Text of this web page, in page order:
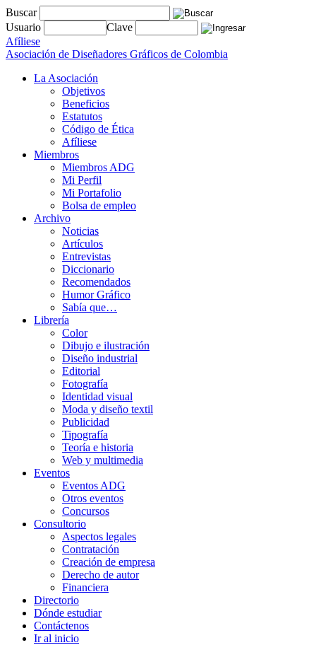
Buscar
Usuario
Clave
Afíliese
Asociación de Diseñadores Gráficos de Colombia
La Asociación
Objetivos
Beneficios
Estatutos
Código de Ética
Afíliese
Miembros
Miembros ADG
Mi Perfil
Mi Portafolio
Bolsa de empleo
Archivo
Noticias
Artículos
Entrevistas
Diccionario
Recomendados
Humor Gráfico
Sabía que…
Librería
Color
Dibujo e ilustración
Diseño industrial
Editorial
Fotografía
Identidad visual
Moda y diseño textil
Publicidad
Tipografía
Teoría e historia
Web y multimedia
Eventos
Eventos ADG
Otros eventos
Concursos
Consultorio
Aspectos legales
Contratación
Creación de empresa
Derecho de autor
Financiera
Directorio
Dónde estudiar
Contáctenos
Ir al inicio